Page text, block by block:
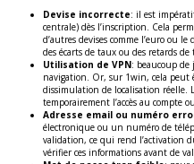
Devise incorrecte: il est
centrale) dès l’inscription. Cela
d’autres devises comme l’euro ou
des écarts de taux ou des retards
Utilisation de VPN: beaucoup
navigation. Or, sur 1win, cela peut
dissimulation de localisation réelle.
temporairement l’accès au compte
Adresse email ou numéro
électronique ou un numéro de
validation, ce qui rend l’activation
vérifier ces informations avant de